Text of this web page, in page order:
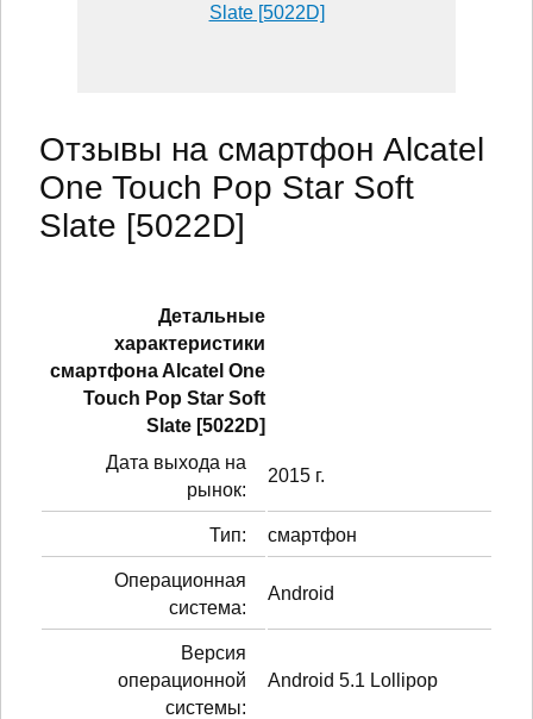
Slate [5022D]
Отзывы на смартфон Alcatel
One Touch Pop Star Soft
Slate [5022D]
Детальные
характеристики
смартфонa Alcatel One
Touch Pop Star Soft
Slate [5022D]
Дата выхода на
рынок:
2015 г.
Тип: смартфон
Операционная
система:
Android
Версия
операционной
системы:
Android 5.1 Lollipop